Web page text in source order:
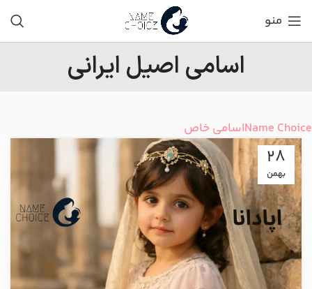
منو
اسامی اصیل ایرانی
Name Choiceاسامی خاص
28
بهمن